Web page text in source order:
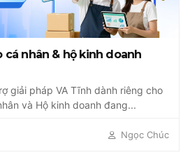
cá nhân & hộ kinh doanh
giải pháp VA Tĩnh dành riêng cho
và Hộ kinh doanh đang...
Ngọc Chúc